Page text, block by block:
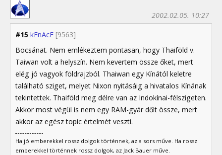
#15 kEnAcE [9563]
2002.02.05. 10:27
Bocsánat. Nem emlékeztem pontasan, hogy Thaiföld v.
Taiwan volt a helyszín. Nem kevertem össze őket, mert
elég jó vagyok földrajzból. Thaiwan egy Kínától keletre
található sziget, melyet Nixon nyitásáig a hivatalos Kínának
tekintettek. Thaiföld meg délre van az Indokínai-félszigeten.
Akkor most végül is nem egy RAM-gyár dőlt össze, mert
akkor az egész topic értelmét veszti.
Ha jó emberekkel rossz dolgok történnek, az a sors műve. Ha rossz
emberekkel történnek rossz dolgok, az Jack Bauer műve.